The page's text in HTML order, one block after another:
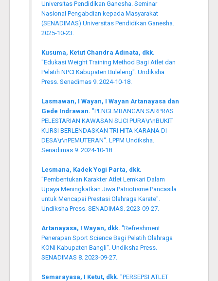
Universitas Pendidikan Ganesha. Seminar
Nasional Pengabdian kepada Masyarakat
(SENADIMAS) Universitas Pendidikan Ganesha.
2025-10-23.
Kusuma, Ketut Chandra Adinata, dkk.
"Edukasi Weight Training Method Bagi Atlet dan
Pelatih NPCI Kabupaten Buleleng". Undiksha
Press. Senadimas 9. 2024-10-18.
Lasmawan, I Wayan, I Wayan Artanayasa dan
Gede Indrawan. "PENGEMBANGAN SARPRAS
PELESTARIAN KAWASAN SUCI PURA\r\nBUKIT
KURSI BERLENDASKAN TRI HITA KARANA DI
DESA\r\nPEMUTERAN". LPPM Undiksha.
Senadimas 9. 2024-10-18.
Lesmana, Kadek Yogi Parta, dkk.
"Pembentukan Karakter Atlet Lemkari Dalam
Upaya Meningkatkan Jiwa Patriotisme Pancasila
untuk Mencapai Prestasi Olahraga Karate".
Undiksha Press. SENADIMAS. 2023-09-27.
Artanayasa, I Wayan, dkk. "Refreshment
Penerapan Sport Science Bagi Pelatih Olahraga
KONI Kabupaten Bangli". Undiksha Press.
SENADIMAS 8. 2023-09-27.
Semarayasa, I Ketut, dkk. "PERSEPSI ATLET